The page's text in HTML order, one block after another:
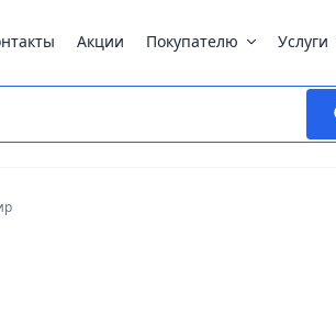
Акции Покупателю Услуги